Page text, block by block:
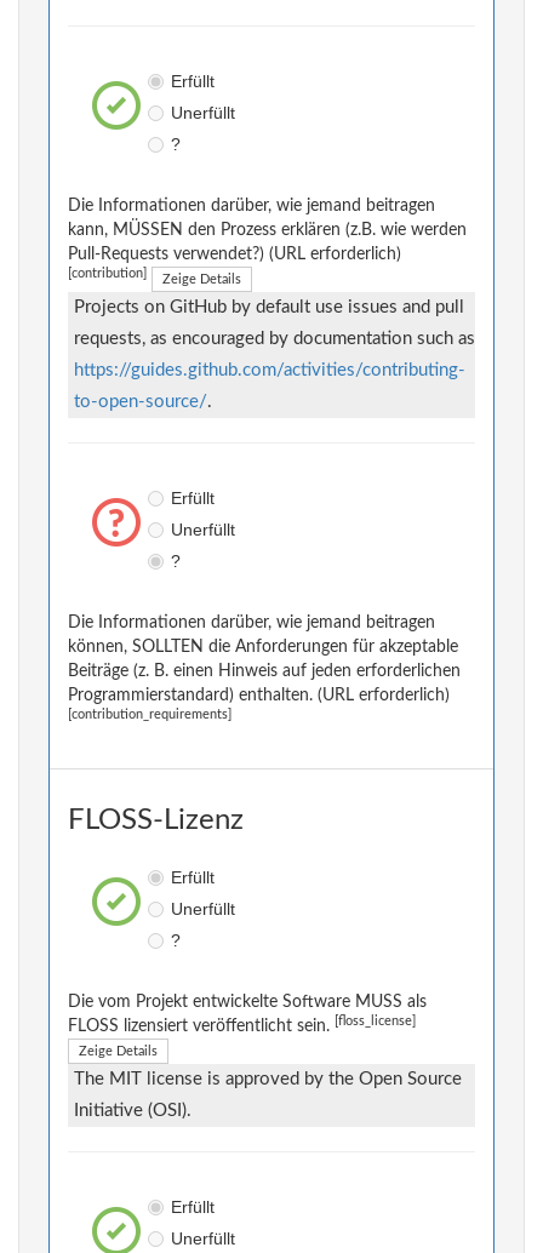
Erfüllt
Unerfüllt
?
Die Informationen darüber, wie jemand beitragen
kann, MÜSSEN den Prozess erklären (z.B. wie werden
Pull-Requests verwendet?) (URL erforderlich)
[contribution] Zeige Details
Projects on GitHub by default use issues and pull
requests, as encouraged by documentation such as
https://guides.github.com/activities/contributing-
to-open-source/.
Erfüllt
Unerfüllt
?
Die Informationen darüber, wie jemand beitragen
können, SOLLTEN die Anforderungen für akzeptable
Beiträge (z. B. einen Hinweis auf jeden erforderlichen
Programmierstandard) enthalten. (URL erforderlich)
[contribution_requirements]
FLOSS-Lizenz
Erfüllt
Unerfüllt
?
Die vom Projekt entwickelte Software MUSS als
FLOSS lizensiert veröffentlicht sein.
[floss_license]
Zeige Details
The MIT license is approved by the Open Source
Initiative (OSI).
Erfüllt
Unerfüllt